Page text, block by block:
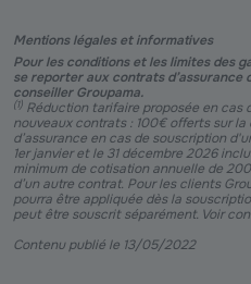
Mentions légales et informatives
Pour les conditions et les limites des
se reporter aux contrats d’assurance
conseiller Groupama.
(1) Réduction tarifaire proposée en cas
nouveaux contrats : 100€ offerts sur
d’assurance en cas de souscription
1er janvier et le 31 décembre 2026
minimum de cotisation annuelle de
d’un autre contrat. Pour les clients
pourra être appliquée dès la
peut être souscrit séparément. Voir
Contenu publié le 13/05/2022